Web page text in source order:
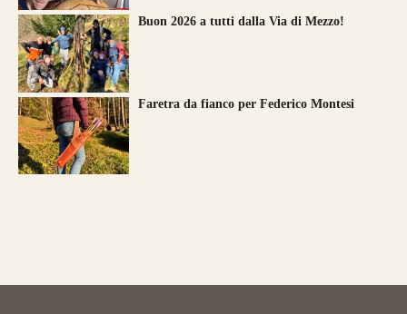
Buon 2026 a tutti dalla Via di Mezzo!
Faretra da fianco per Federico Montesi